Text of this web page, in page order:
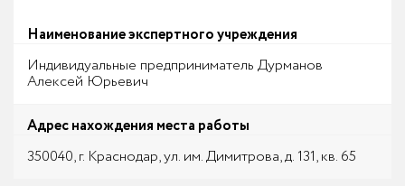
Наименование экспертного учреждения
Индивидуальные предприниматель Дурманов
Алексей Юрьевич
Адрес нахождения места работы
350040, г. Краснодар, ул. им. Димитрова, д. 131, кв. 65